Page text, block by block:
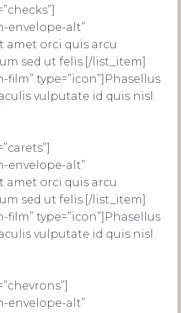
envelope-alt”
amet orci quis arcu
sed ut felis.[/list_item]
film” type=”icon”]Phasellus
vulputate id quis nisl.
envelope-alt”
amet orci quis arcu
sed ut felis.[/list_item]
film” type=”icon”]Phasellus
vulputate id quis nisl.
envelope-alt”